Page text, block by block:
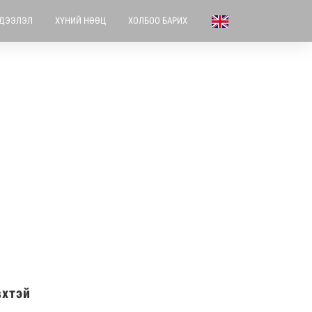
ХҮНИЙ НӨӨЦ ХОЛБОО БАРИХ